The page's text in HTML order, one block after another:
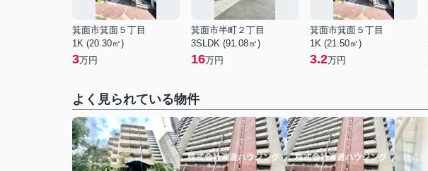
箕面市箕面５丁目
1K (20.30㎡)
3万円
箕面市半町２丁目
3SLDK (91.08㎡)
16万円
箕面市箕面５丁目
1K (21.50㎡)
3.2万円
よく見られている物件